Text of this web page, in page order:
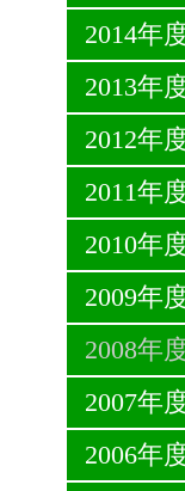
2014年
2013年
2012年
2011年
2010年
2009年
2008年
2007年
2006年